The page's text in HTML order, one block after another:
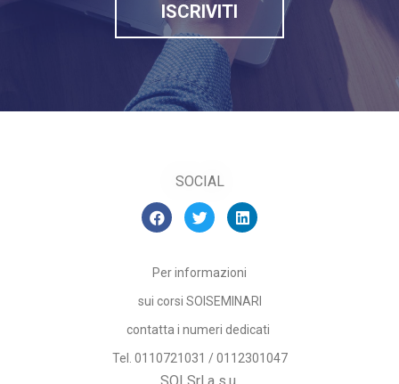
ISCRIVITI
SOCIAL
Per informazioni
sui corsi SOISEMINARI
contatta i numeri dedicati
Tel. 0110721031 / 0112301047